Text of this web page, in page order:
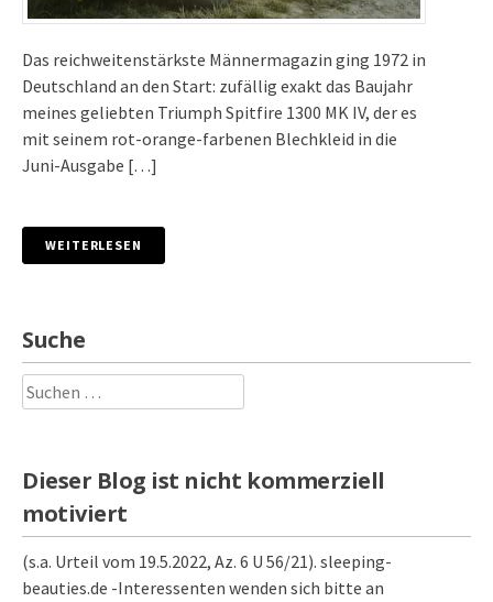
Das reichweitenstärkste Männermagazin ging 1972 in
Deutschland an den Start: zufällig exakt das Baujahr
meines geliebten Triumph Spitfire 1300 MK IV, der es
mit seinem rot-orange-farbenen Blechkleid in die
Juni-Ausgabe […]
WEITERLESEN
Suche
Suchen
nach:
Dieser Blog ist nicht kommerziell
motiviert
(s.a. Urteil vom 19.5.2022, Az. 6 U 56/21). sleeping-
beauties.de -Interessenten wenden sich bitte an